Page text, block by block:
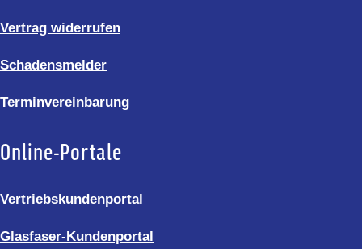
Vertrag widerrufen
Schadensmelder
Terminvereinbarung
Online-Portale
Vertriebskundenportal
Glasfaser-Kundenportal